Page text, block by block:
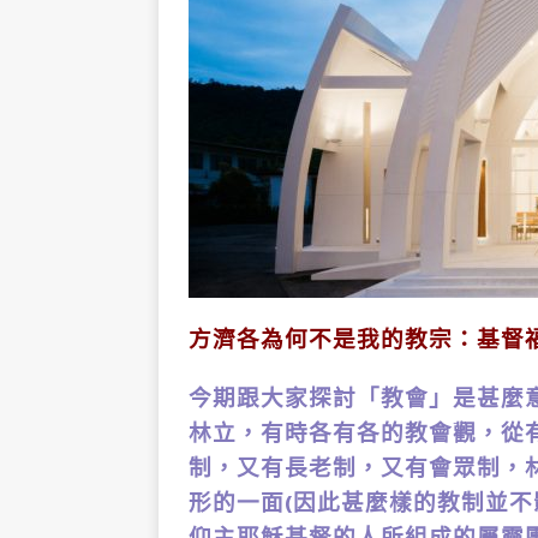
方濟各為何不是我的教宗：基督
今期跟大家探討「教會」是甚麼
林立，有時各有各的教會觀，從
制，又有長老制，又有會眾制，
形的一面(因此甚麼樣的教制並